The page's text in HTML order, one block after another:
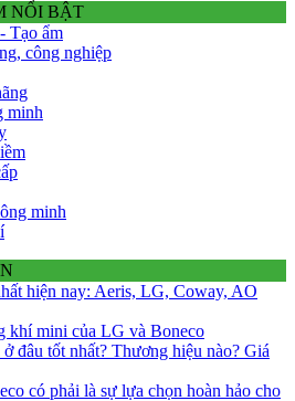
NỔI BẬT
Tạo ẩm
công nghiệp
minh
minh
hiện nay: Aeris, LG, Coway, AO
khí mini của LG và Boneco
đâu tốt nhất? Thương hiệu nào? Giá
có phải là sự lựa chọn hoàn hảo cho